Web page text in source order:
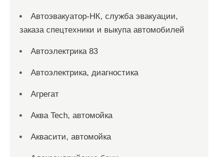
Автоэвакуатор-НК, служба эвакуации,
заказа спецтехники и выкупа автомобилей
Автоэлектрика 83
Автоэлектрика, диагностика
Агрегат
Аква Tech, автомойка
Аквасити, автомойка